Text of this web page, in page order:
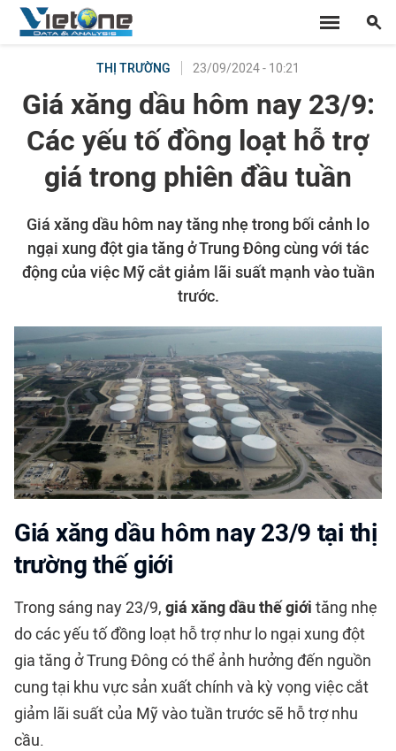
THỊ TRƯỜNG 23/09/2024 - 10:21
Giá xăng dầu hôm nay 23/9:
Các yếu tố đồng loạt hỗ trợ
giá trong phiên đầu tuần
Giá xăng dầu hôm nay tăng nhẹ trong bối cảnh lo
ngại xung đột gia tăng ở Trung Đông cùng với tác
động của việc Mỹ cắt giảm lãi suất mạnh vào tuần
trước.
Giá xăng dầu hôm nay 23/9 tại thị
trường thế giới
Trong sáng nay 23/9, giá xăng dầu thế giới tăng nhẹ
do các yếu tố đồng loạt hỗ trợ như lo ngại xung đột
gia tăng ở Trung Đông có thể ảnh hưởng đến nguồn
cung tại khu vực sản xuất chính và kỳ vọng việc cắt
giảm lãi suất của Mỹ vào tuần trước sẽ hỗ trợ nhu
cầu.